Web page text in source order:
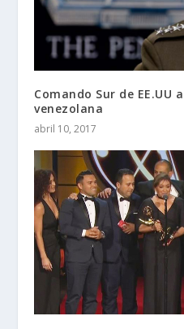
Comando Sur de EE.UU
venezolana
abril 10, 2017